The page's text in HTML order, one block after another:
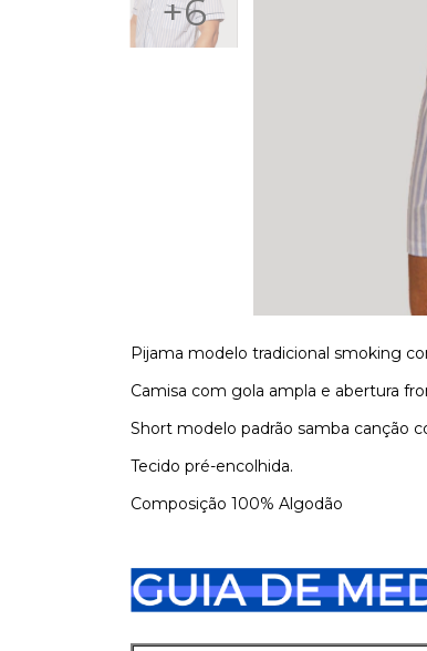
+6
Pijama modelo tradicional smoking
Camisa com gola ampla e abertura
Short modelo padrão samba canção
Tecido pré-encolhida.
Composição 100% Algodão